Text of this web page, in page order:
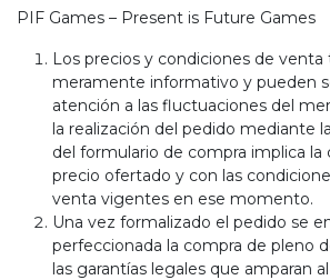
PIF Games – Present is Future Games
Los precios y condiciones de
meramente informativo y pueden
atención a las fluctuaciones del
la realización del pedido mediante
del formulario de compra implica
precio ofertado y con las
venta vigentes en ese momento.
Una vez formalizado el pedido se
perfeccionada la compra de pleno
las garantías legales que amparan